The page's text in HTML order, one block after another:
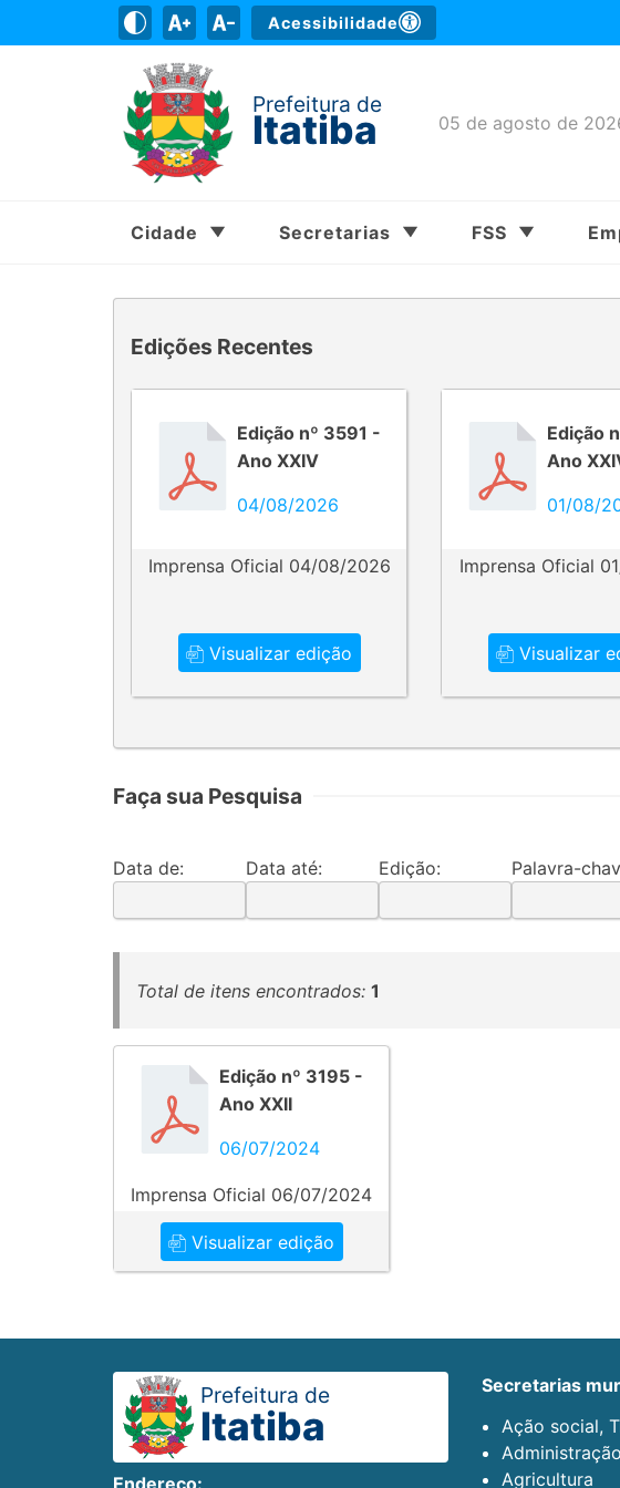
Acessibilidade
Prefeitura de
Itatiba 05 de agosto de
Cidade Secretarias FSS
Edições Recentes
Edição nº 3591 -
Ano XXIV
04/08/2026
Imprensa Oficial 04/08/2026
Visualizar edição
Edição
Ano
01/08/
Imprensa Oficial
Visualizar
Faça sua Pesquisa
Data de: Data até: Edição: Palavra-
Total de itens encontrados: 1
Edição nº 3195 -
Ano XXII
06/07/2024
Imprensa Oficial 06/07/2024
Visualizar edição
Prefeitura de
Itatiba
secretarias
Ação social,
Administração
Agricultura